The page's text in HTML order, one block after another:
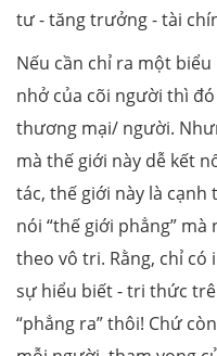
tư - tăng trưởng - tài
Nếu cần chỉ ra một
nhở của cõi người thì
thương mại/ người.
mà thế giới này dễ kết
tác, thế giới này là
nói “thế giới phẳng”
theo vô tri. Rằng, chỉ
sự hiểu biết - tri thức
“phẳng ra” thôi! Chứ